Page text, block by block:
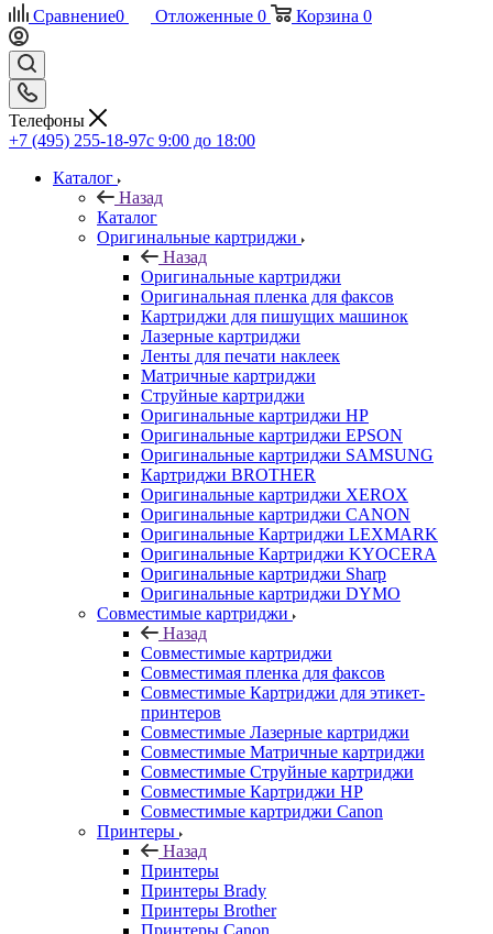
Сравнение0 Отложенные 0 Корзина 0
Телефоны
+7 (495) 255-18-97с 9:00 до 18:00
Каталог
Назад
Каталог
Оригинальные картриджи
Назад
Оригинальные картриджи
Оригинальная пленка для факсов
Картриджи для пишущих машинок
Лазерные картриджи
Ленты для печати наклеек
Матричные картриджи
Струйные картриджи
Оригинальные картриджи HP
Оригинальные картриджи EPSON
Оригинальные картриджи SAMSUNG
Картриджи BROTHER
Оригинальные картриджи XEROX
Оригинальные картриджи CANON
Оригинальные Картриджи LEXMARK
Оригинальные Картриджи KYOCERA
Оригинальные картриджи Sharp
Оригинальные картриджи DYMO
Совместимые картриджи
Назад
Совместимые картриджи
Совместимая пленка для факсов
Совместимые Картриджи для этикет-
принтеров
Совместимые Лазерные картриджи
Совместимые Матричные картриджи
Совместимые Струйные картриджи
Совместимые Картриджи HP
Совместимые картриджи Canon
Принтеры
Назад
Принтеры
Принтеры Brady
Принтеры Brother
Принтеры Canon